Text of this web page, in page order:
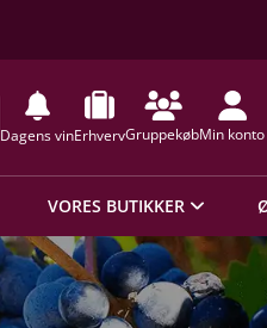
Dagens vinErhvervGruppekøbMin konto
VORES BUTIKKER